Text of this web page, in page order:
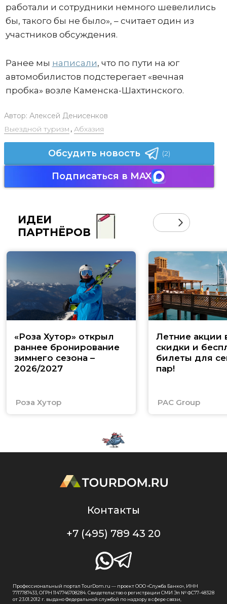
работали и сотрудники немного шевелились
бы, такого бы не было», – считает один из
участников обсуждения.
Ранее мы написали, что по пути на юг
автомобилистов подстерегает «вечная
пробка» возле Каменска-Шахтинского.
Автор: Алексей Денисенков
Выездной туризм , Абхазия
Обсудить новость (2)
Подписаться в MAX
ИДЕИ
ПАРТНЁРОВ
«Роза Хутор» открыл
раннее бронирование
зимнего сезона –
2026/2027
Роза Хутор
Летние акции
скидки и
билеты для
пар!
PAC Group
Контакты
+7 (495) 789 43 20
Профессиональный портал TourDom.ru — проект ООО «Служба Банко», ИНН
7717787433, ОГРН 1147746708284. Свидетельство о регистрации СМИ Эл № ФС77-48328
от 23.01.2012 г. выдано Федеральной службой по надзору в сфере связи,